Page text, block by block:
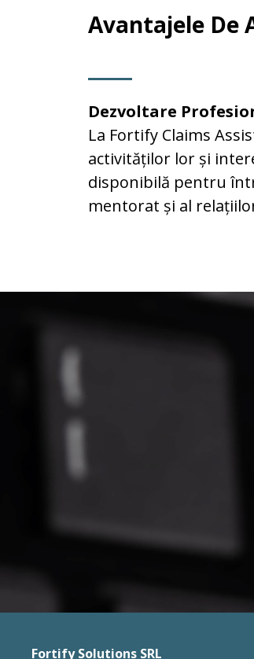
Avantajele De
Dezvoltare
La Fortify Claims
activităților lor și
disponibilă pentru
mentorat și al
Fortify Solutions SRL